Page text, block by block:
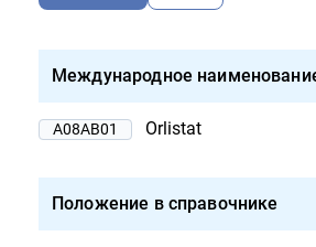
Международное
A08AB01 Orlistat
Положение в справочнике